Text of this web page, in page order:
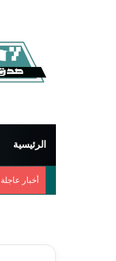
الرئيسية
أخبار عاجلة